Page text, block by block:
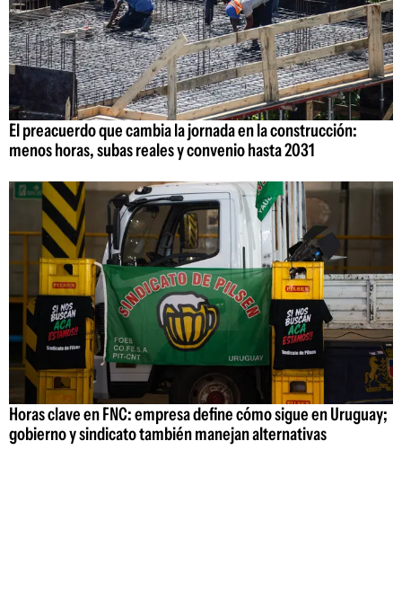
El preacuerdo que cambia la jornada en la construcción:
menos horas, subas reales y convenio hasta 2031
Horas clave en FNC: empresa define cómo sigue en Uruguay;
gobierno y sindicato también manejan alternativas